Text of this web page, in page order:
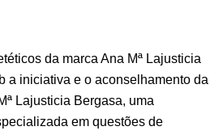
da marca Ana Mª Lajusticia
a iniciativa e o aconselhamento da
Lajusticia Bergasa, uma
em questões de